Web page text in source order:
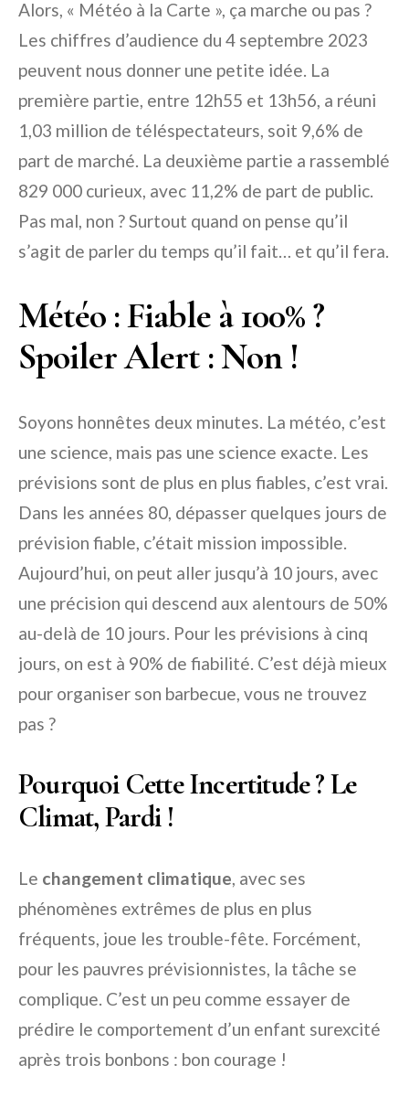
Alors, « Météo à la Carte », ça marche ou pas ?
Les chiffres d’audience du 4 septembre 2023
peuvent nous donner une petite idée. La
première partie, entre 12h55 et 13h56, a réuni
1,03 million de téléspectateurs, soit 9,6% de
part de marché. La deuxième partie a rassemblé
829 000 curieux, avec 11,2% de part de public.
Pas mal, non ? Surtout quand on pense qu’il
s’agit de parler du temps qu’il fait… et qu’il fera.
Météo : Fiable à 100% ?
Spoiler Alert : Non !
Soyons honnêtes deux minutes. La météo, c’est
une science, mais pas une science exacte. Les
prévisions sont de plus en plus fiables, c’est vrai.
Dans les années 80, dépasser quelques jours de
prévision fiable, c’était mission impossible.
Aujourd’hui, on peut aller jusqu’à 10 jours, avec
une précision qui descend aux alentours de 50%
au-delà de 10 jours. Pour les prévisions à cinq
jours, on est à 90% de fiabilité. C’est déjà mieux
pour organiser son barbecue, vous ne trouvez
pas ?
Pourquoi Cette Incertitude ? Le
Climat, Pardi !
Le changement climatique , avec ses
phénomènes extrêmes de plus en plus
fréquents, joue les trouble-fête. Forcément,
pour les pauvres prévisionnistes, la tâche se
complique. C’est un peu comme essayer de
prédire le comportement d’un enfant surexcité
après trois bonbons : bon courage !